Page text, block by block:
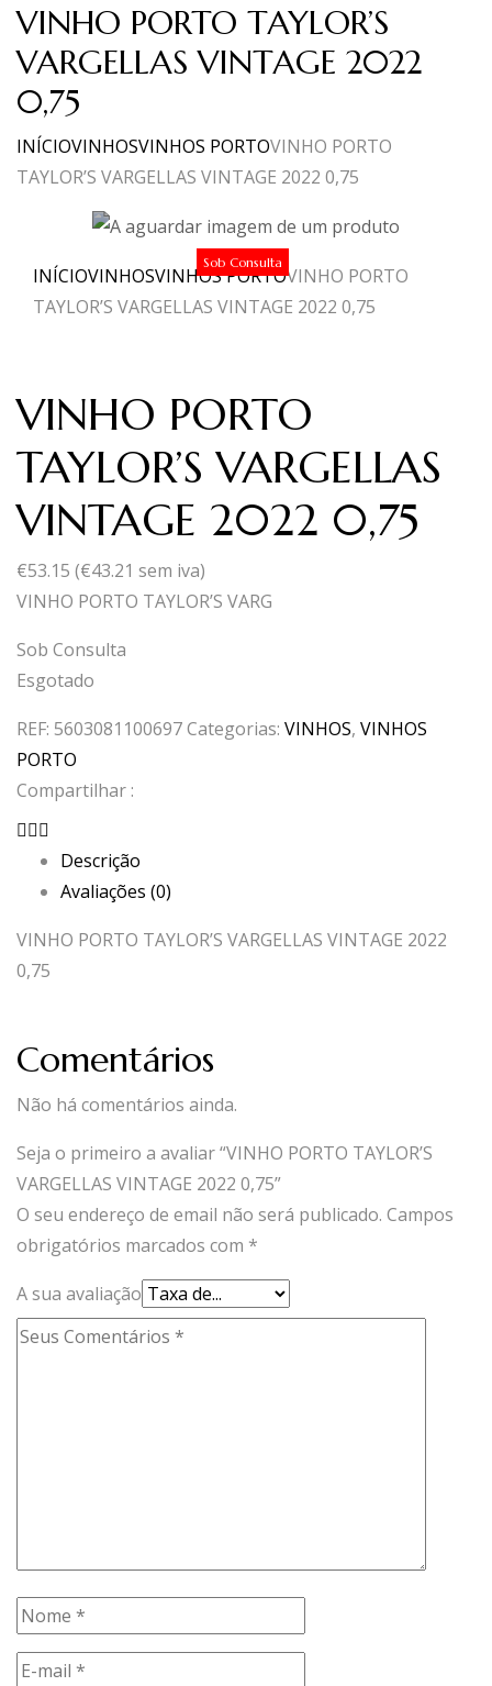
VINHO PORTO TAYLOR’S
VARGELLAS VINTAGE 2022
0,75
INÍCIOVINHOSVINHOS PORTOVINHO PORTO
TAYLOR’S VARGELLAS VINTAGE 2022 0,75
Sob Consulta
INÍCIOVINHOSVINHOS PORTOVINHO PORTO
TAYLOR’S VARGELLAS VINTAGE 2022 0,75
VINHO PORTO
TAYLOR’S VARGELLAS
VINTAGE 2022 0,75
€53.15 (€43.21 sem iva)
VINHO PORTO TAYLOR’S VARG
Sob Consulta
Esgotado
REF: 5603081100697Categorias: VINHOS, VINHOS
PORTO
Compartilhar :
Descrição
Avaliações (0)
VINHO PORTO TAYLOR’S VARGELLAS VINTAGE 2022
0,75
Comentários
Não há comentários ainda.
Seja o primeiro a avaliar “VINHO PORTO TAYLOR’S
VARGELLAS VINTAGE 2022 0,75”
O seu endereço de email não será publicado. Campos
obrigatórios marcados com *
A sua avaliação